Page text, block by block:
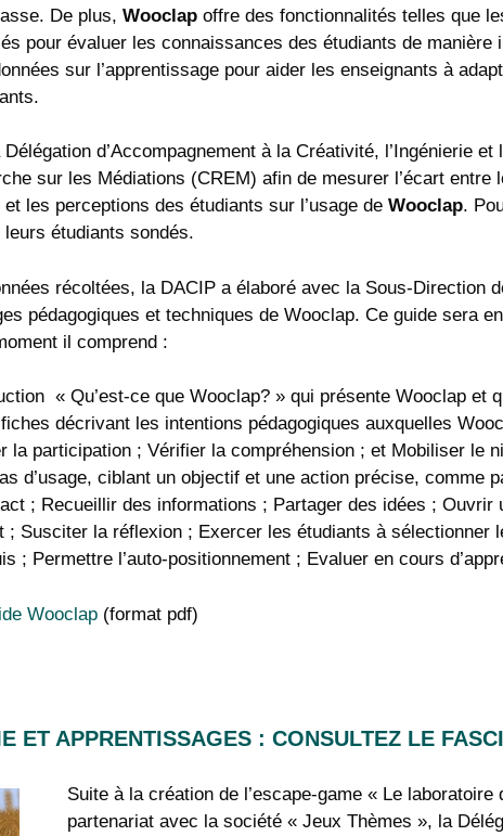
De plus, Wooclap offre des fonctionnalités telles que
pour évaluer les connaissances des étudiants de
sur l’apprentissage pour aider les enseignants à
d’Accompagnement à la Créativité, l’Ingénierie
sur les Médiations (CREM) afin de mesurer l’écart entre
et les perceptions des étudiants sur l’usage de Wooclap.
étudiants sondés.
récoltées, la DACIP a élaboré avec la Sous-Direction
pédagogiques et techniques de Wooclap. Ce guide sera
il comprend :
« Qu’est-ce que Wooclap? » qui présente Wooclap et
décrivant les intentions pédagogiques auxquelles
la participation ; Vérifier la compréhension ; et Mobiliser le
d’usage, ciblant un objectif et une action précise, comme
; Recueillir des informations ; Partager des idées ; Ouvrir
; Susciter la réflexion ; Exercer les étudiants à sélectionner
; Permettre l’auto-positionnement ; Evaluer en cours
Wooclap (format pdf)
ET APPRENTISSAGES : CONSULTEZ LE
Suite à la création de l’escape-game « Le
partenariat avec la société « Jeux Thèmes », la